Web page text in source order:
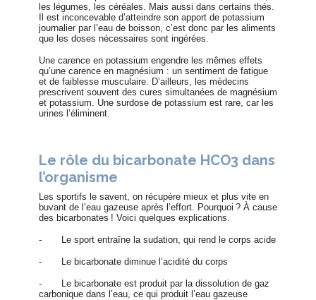
les légumes, les céréales. Mais aussi dans certains thés.
Il est inconcevable d’atteindre son apport de potassium
journalier par l’eau de boisson, c’est donc par les aliments
que les doses nécessaires sont ingérées.
Une carence en potassium engendre les mêmes effets
qu’une carence en magnésium : un sentiment de fatigue
et de faiblesse musculaire. D’ailleurs, les médecins
prescrivent souvent des cures simultanées de magnésium
et potassium. Une surdose de potassium est rare, car les
urines l’éliminent.
Le rôle du bicarbonate HCO3 dans
l’organisme
Les sportifs le savent, on récupère mieux et plus vite en
buvant de l’eau gazeuse après l’effort. Pourquoi ? À cause
des bicarbonates ! Voici quelques explications.
- Le sport entraîne la sudation, qui rend le corps acide
- Le bicarbonate diminue l’acidité du corps
-
Le bicarbonate est produit par la dissolution de gaz
carbonique dans l’eau, ce qui produit l’eau gazeuse